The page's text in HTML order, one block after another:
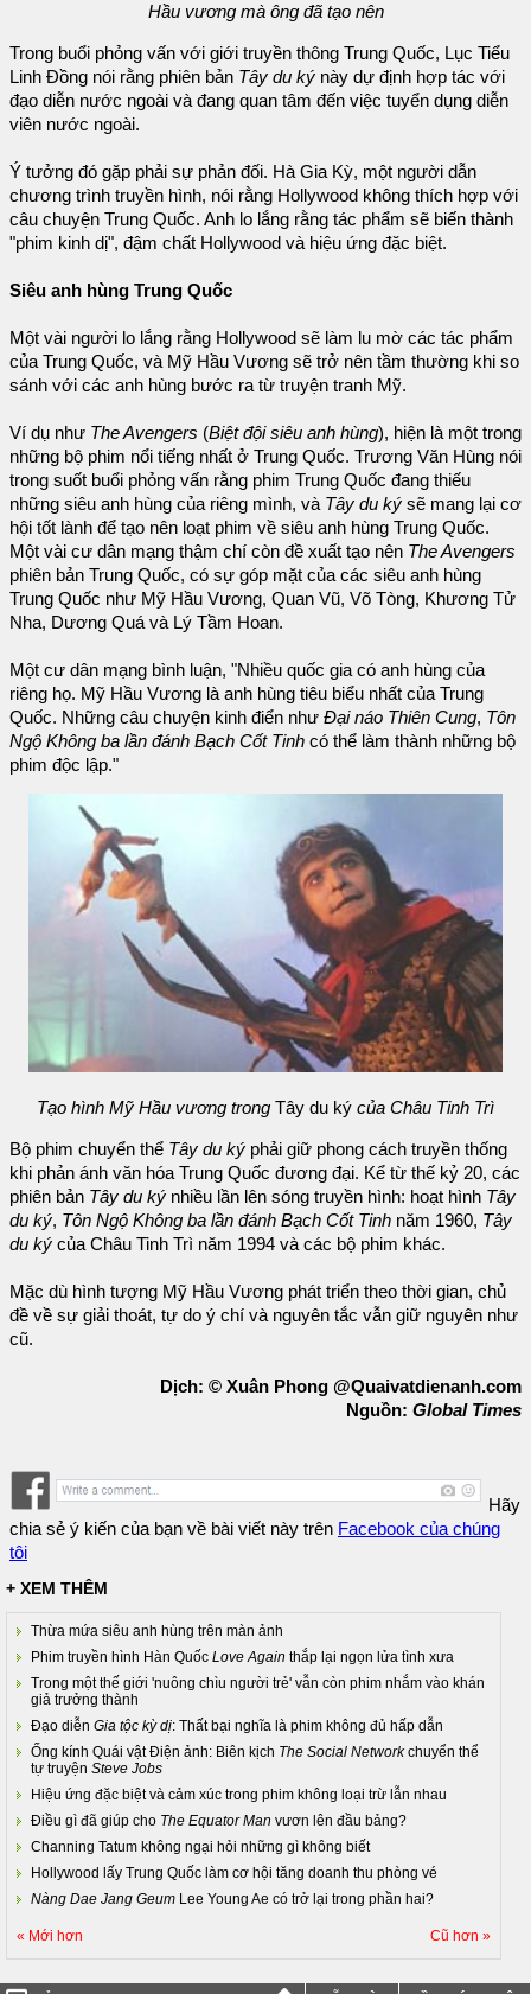
Hầu vương mà ông đã tạo nên
Trong buổi phỏng vấn với giới truyền thông Trung Quốc, Lục Tiểu
Linh Đồng nói rằng phiên bản Tây du ký này dự định hợp tác với
đạo diễn nước ngoài và đang quan tâm đến việc tuyển dụng diễn
viên nước ngoài.
Ý tưởng đó gặp phải sự phản đối. Hà Gia Kỳ, một người dẫn
chương trình truyền hình, nói rằng Hollywood không thích hợp với
câu chuyện Trung Quốc. Anh lo lắng rằng tác phẩm sẽ biến thành
"phim kinh dị", đậm chất Hollywood và hiệu ứng đặc biệt.
Siêu anh hùng Trung Quốc
Một vài người lo lắng rằng Hollywood sẽ làm lu mờ các tác phẩm
của Trung Quốc, và Mỹ Hầu Vương sẽ trở nên tầm thường khi so
sánh với các anh hùng bước ra từ truyện tranh Mỹ.
Ví dụ như The Avengers (Biệt đội siêu anh hùng), hiện là một trong
những bộ phim nổi tiếng nhất ở Trung Quốc. Trương Văn Hùng nói
trong suốt buổi phỏng vấn rằng phim Trung Quốc đang thiếu
những siêu anh hùng của riêng mình, và Tây du ký sẽ mang lại cơ
hội tốt lành để tạo nên loạt phim về siêu anh hùng Trung Quốc.
Một vài cư dân mạng thậm chí còn đề xuất tạo nên The Avengers
phiên bản Trung Quốc, có sự góp mặt của các siêu anh hùng
Trung Quốc như Mỹ Hầu Vương, Quan Vũ, Võ Tòng, Khương Tử
Nha, Dương Quá và Lý Tầm Hoan.
Một cư dân mạng bình luận, "Nhiều quốc gia có anh hùng của
riêng họ. Mỹ Hầu Vương là anh hùng tiêu biểu nhất của Trung
Quốc. Những câu chuyện kinh điển như Đại náo Thiên Cung, Tôn
Ngộ Không ba lần đánh Bạch Cốt Tinh có thể làm thành những bộ
phim độc lập."
Tạo hình Mỹ Hầu vương trong Tây du ký của Châu Tinh Trì
Bộ phim chuyển thể Tây du ký phải giữ phong cách truyền thống
khi phản ánh văn hóa Trung Quốc đương đại. Kể từ thế kỷ 20, các
phiên bản Tây du ký nhiều lần lên sóng truyền hình: hoạt hình Tây
du ký, Tôn Ngộ Không ba lần đánh Bạch Cốt Tinh năm 1960, Tây
du ký của Châu Tinh Trì năm 1994 và các bộ phim khác.
Mặc dù hình tượng Mỹ Hầu Vương phát triển theo thời gian, chủ
đề về sự giải thoát, tự do ý chí và nguyên tắc vẫn giữ nguyên như
cũ.
Dịch: © Xuân Phong @Quaivatdienanh.com
Nguồn: Global Times
Hãy
chia sẻ ý kiến của bạn về bài viết này trên Facebook của chúng
tôi
+ XEM THÊM
Thừa mứa siêu anh hùng trên màn ảnh
Phim truyền hình Hàn Quốc Love Again thắp lại ngọn lửa tình xưa
Trong một thế giới 'nuông chìu người trẻ' vẫn còn phim nhắm vào khán
giả trưởng thành
Đạo diễn Gia tộc kỳ dị: Thất bại nghĩa là phim không đủ hấp dẫn
Ống kính Quái vật Điện ảnh: Biên kịch The Social Networkchuyển thể
tự truyện Steve Jobs
Hiệu ứng đặc biệt và cảm xúc trong phim không loại trừ lẫn nhau
Điều gì đã giúp cho The Equator Man vươn lên đầu bảng?
Channing Tatum không ngại hỏi những gì không biết
Hollywood lấy Trung Quốc làm cơ hội tăng doanh thu phòng vé
Nàng Dae Jang Geum Lee Young Ae có trở lại trong phần hai?
« Mới hơn Cũ hơn »